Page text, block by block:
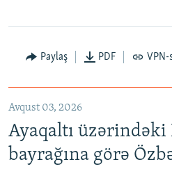
Paylaş PDF VPN-
Avqust 03, 2026
Ayaqaltı üzərindəki
bayrağına görə